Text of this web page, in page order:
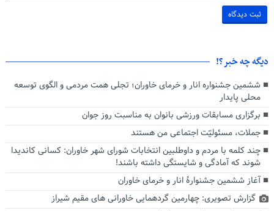
دیگه چه خبر؟!
ششمین جشنواره انار و خرمای خاوران؛ تجلی همت مردمی و الگوی توسعه
محلی پایدار
برگزاری مسابقات ورزشی بانوان به مناسبت روز جوان
جملات، مسئولیّت اجتماعی من هستند
چند کلمه با مردم و داوطلبین انتخابات شورای شهر خاوران: کسانی کاندیدا
شوند که آمادگی و شایستگی داشته باشند!
آغاز ششمین جشنوارۀ انار و خرمای خاوران
گزارش تصویری: چهارمین گردهمایی خاورانی های مقیم شیراز